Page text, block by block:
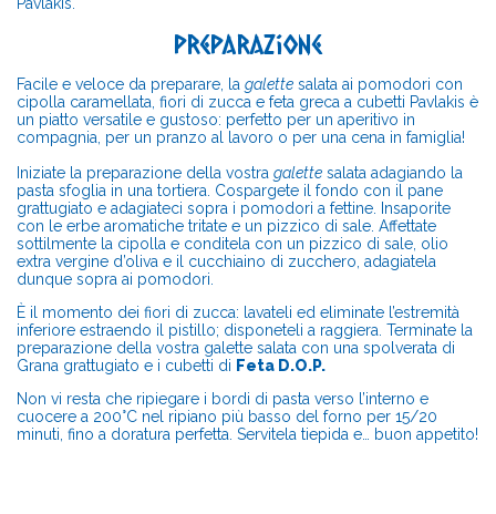
Preparazione
Facile e veloce da preparare, la galette salata ai pomodori con
cipolla caramellata, fiori di zucca e feta greca a cubetti Pavlakis è
un piatto versatile e gustoso: perfetto per un aperitivo in
compagnia, per un pranzo al lavoro o per una cena in famiglia!
Iniziate la preparazione della vostra galette salata adagiando la
pasta sfoglia in una tortiera. Cospargete il fondo con il pane
grattugiato e adagiateci sopra i pomodori a fettine. Insaporite
con le erbe aromatiche tritate e un pizzico di sale. Affettate
sottilmente la cipolla e conditela con un pizzico di sale, olio
extra vergine d’oliva e il cucchiaino di zucchero, adagiatela
dunque sopra ai pomodori.
È il momento dei fiori di zucca: lavateli ed eliminate l’estremità
inferiore estraendo il pistillo; disponeteli a raggiera. Terminate la
preparazione della vostra galette salata con una spolverata di
Grana grattugiato e i cubetti di Feta D.O.P.
Non vi resta che ripiegare i bordi di pasta verso l’interno e
cuocere a 200°C nel ripiano più basso del forno per 15/20
minuti, fino a doratura perfetta. Servitela tiepida e… buon appetito!